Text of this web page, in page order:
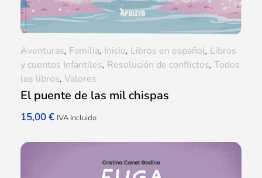
El puente de las mil chispas
15,00€ IVA Incluido
Aventuras, Familia, Inicio, Libros en español, Libros
y cuentos Infantiles, Resolución de conflictos, Todos
los libros, Valores